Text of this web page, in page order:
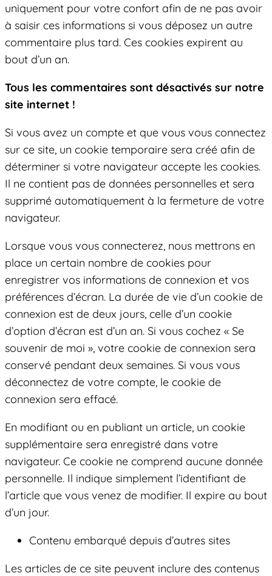
uniquement pour votre confort afin de ne pas avoir
à saisir ces informations si vous déposez un autre
commentaire plus tard. Ces cookies expirent au
bout d’un an.
Tous les commentaires sont désactivés sur notre
site internet !
Si vous avez un compte et que vous vous connectez
sur ce site, un cookie temporaire sera créé afin de
déterminer si votre navigateur accepte les cookies.
Il ne contient pas de données personnelles et sera
supprimé automatiquement à la fermeture de votre
navigateur.
Lorsque vous vous connecterez, nous mettrons en
place un certain nombre de cookies pour
enregistrer vos informations de connexion et vos
préférences d’écran. La durée de vie d’un cookie de
connexion est de deux jours, celle d’un cookie
d’option d’écran est d’un an. Si vous cochez « Se
souvenir de moi », votre cookie de connexion sera
conservé pendant deux semaines. Si vous vous
déconnectez de votre compte, le cookie de
connexion sera effacé.
En modifiant ou en publiant un article, un cookie
supplémentaire sera enregistré dans votre
navigateur. Ce cookie ne comprend aucune donnée
personnelle. Il indique simplement l’identifiant de
l’article que vous venez de modifier. Il expire au bout
d’un jour.
Contenu embarqué depuis d’autres sites
Les articles de ce site peuvent inclure des contenus